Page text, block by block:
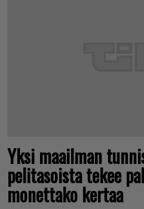
Yksi maailman
pelitasoista tekee
monettako kertaa